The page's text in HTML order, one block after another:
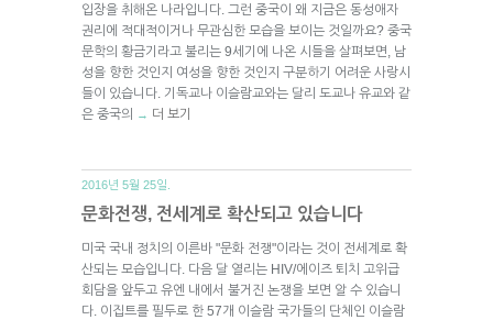
입장을 취해온 나라입니다. 그런 중국이 왜 지금은 동성애자
권리에 적대적이거나 무관심한 모습을 보이는 것일까요? 중국
문학의 황금기라고 불리는 9세기에 나온 시들을 살펴보면, 남
성을 향한 것인지 여성을 향한 것인지 구분하기 어려운 사랑시
들이 있습니다. 기독교나 이슬람교와는 달리 도교나 유교와 같
은 중국의
→ 더 보기
2016년 5월 25일.
문화전쟁, 전세계로 확산되고 있습니다
미국 국내 정치의 이른바 "문화 전쟁"이라는 것이 전세계로 확
산되는 모습입니다. 다음 달 열리는 HIV/에이즈 퇴치 고위급
회담을 앞두고 유엔 내에서 불거진 논쟁을 보면 알 수 있습니
다. 이집트를 필두로 한 57개 이슬람 국가들의 단체인 이슬람